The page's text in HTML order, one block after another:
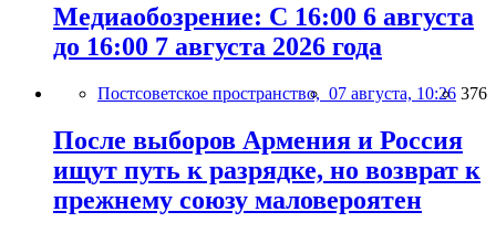
Медиаобозрение: С 16:00 6 августа
до 16:00 7 августа 2026 года
Постсоветское пространство, 07 августа, 10:26 376
После выборов Армения и Россия
ищут путь к разрядке, но возврат к
прежнему союзу маловероятен